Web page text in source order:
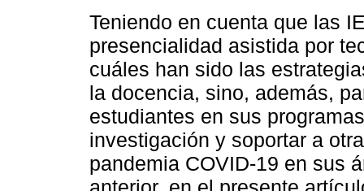
Teniendo en cuenta que las
presencialidad asistida por
cuáles han sido las
la docencia, sino, además,
estudiantes en sus
investigación y soportar a
pandemia COVID-19 en sus